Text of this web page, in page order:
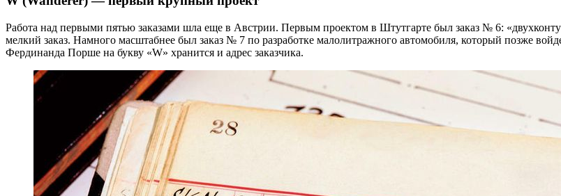
Работа над первыми пятью заказами шла еще в Австрии. Первым проектом в Штутгарте был заказ № 6:
мелкий заказ. Намного масштабнее был заказ № 7 по разработке малолитражного автомобиля, который позже
Фердинанда Порше на букву «W» хранится и адрес заказчика.